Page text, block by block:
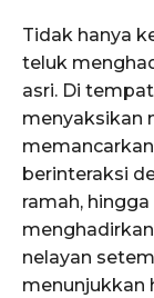
Tidak hanya
teluk
asri. Di
menyaksikan
berinteraksi
ramah,
nelayan
menunjukkan